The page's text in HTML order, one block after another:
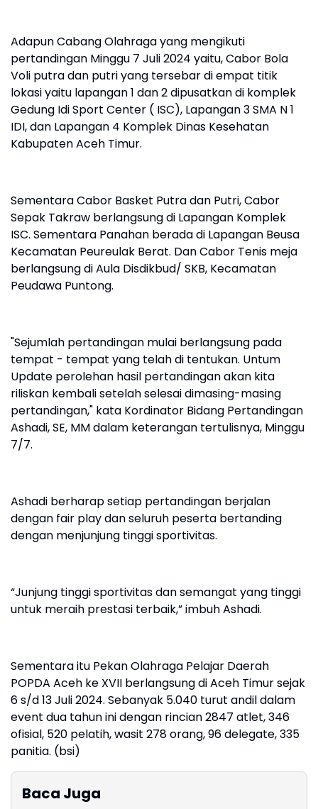
Adapun Cabang Olahraga yang mengikuti
pertandingan Minggu 7 Juli 2024 yaitu, Cabor Bola
Voli putra dan putri yang tersebar di empat titik
lokasi yaitu lapangan 1 dan 2 dipusatkan di komplek
Gedung Idi Sport Center ( ISC), Lapangan 3 SMA N 1
IDI, dan Lapangan 4 Komplek Dinas Kesehatan
Kabupaten Aceh Timur.
Sementara Cabor Basket Putra dan Putri, Cabor
Sepak Takraw berlangsung di Lapangan Komplek
ISC. Sementara Panahan berada di Lapangan Beusa
Kecamatan Peureulak Berat. Dan Cabor Tenis meja
berlangsung di Aula Disdikbud/ SKB, Kecamatan
Peudawa Puntong.
"Sejumlah pertandingan mulai berlangsung pada
tempat - tempat yang telah di tentukan. Untum
Update perolehan hasil pertandingan akan kita
riliskan kembali setelah selesai dimasing-masing
pertandingan," kata Kordinator Bidang Pertandingan
Ashadi, SE, MM dalam keterangan tertulisnya, Minggu
7/7.
Ashadi berharap setiap pertandingan berjalan
dengan fair play dan seluruh peserta bertanding
dengan menjunjung tinggi sportivitas.
“Junjung tinggi sportivitas dan semangat yang tinggi
untuk meraih prestasi terbaik,” imbuh Ashadi.
Sementara itu Pekan Olahraga Pelajar Daerah
POPDA Aceh ke XVII berlangsung di Aceh Timur sejak
6 s/d 13 Juli 2024. Sebanyak 5.040 turut andil dalam
event dua tahun ini dengan rincian 2847 atlet, 346
ofisial, 520 pelatih, wasit 278 orang, 96 delegate, 335
panitia. (bsi)
Baca Juga